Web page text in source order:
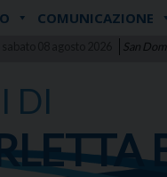
San
COMUNICAZIONE
DI